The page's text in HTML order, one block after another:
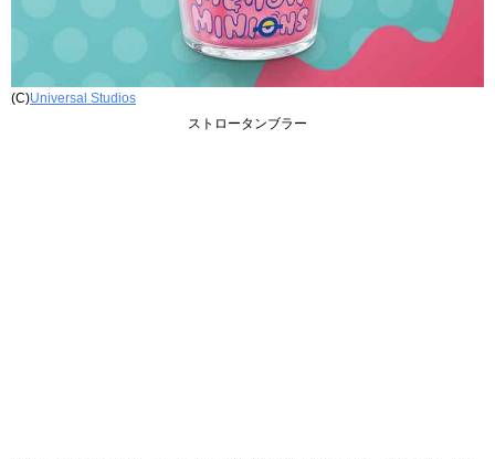
(C)Universal Studios
ストロータンブラー